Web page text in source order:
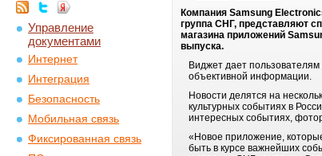
Управление
документами
Интернет
Интеграция
Безопасность
Мобильная связь
Фиксированная связь
Компания Samsung
группа СНГ, представляют
магазина приложений
выпуска.
Виджет дает
объективной информации.
Новости делятся на
культурных событиях в
интересных событиях,
«Новое приложение,
быть в курсе важнейших